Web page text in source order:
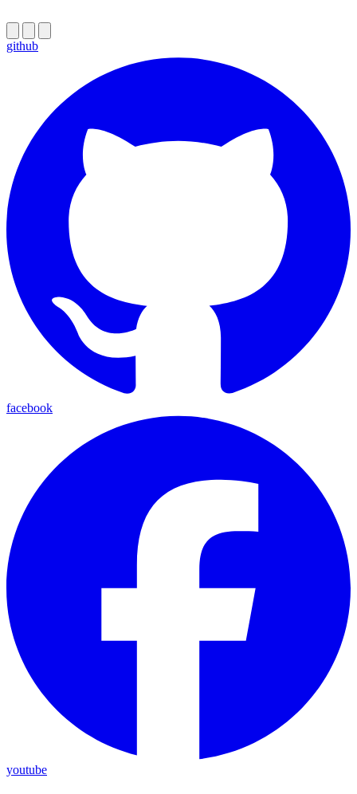
github
facebook
youtube